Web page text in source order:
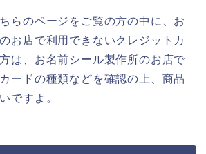
らのページをご覧の方の中に、お
お店で利用できないクレジットカ
は、お名前シール製作所のお店で
ードの種類などを確認の上、商品
ですよ。